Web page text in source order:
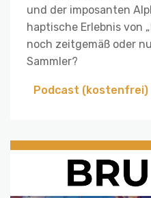
und der imposanten
haptische Erlebnis von
noch zeitgemäß oder
Sammler?
Podcast (kostenfrei)